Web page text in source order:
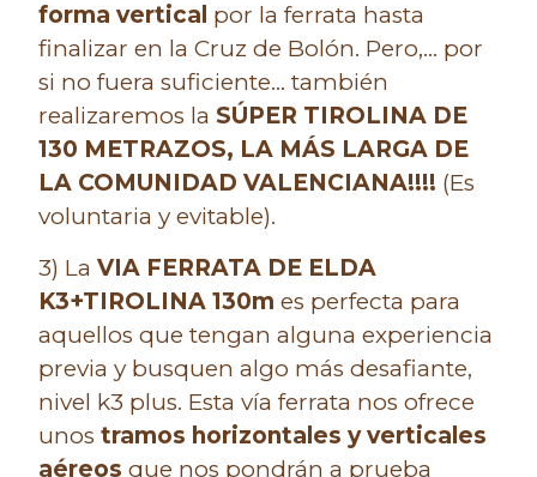
forma vertical por la ferrata hasta
finalizar en la Cruz de Bolón. Pero,… por
si no fuera suficiente… también
realizaremos la SÚPER TIROLINA DE
130 METRAZOS, LA MÁS LARGA DE
LA COMUNIDAD VALENCIANA!!!! (Es
voluntaria y evitable).
3) LaVIA FERRATA DE ELDA
K3+TIROLINA 130m es perfecta para
aquellos que tengan alguna experiencia
previa y busquen algo más desafiante,
nivel k3 plus. Esta vía ferrata nos ofrece
unostramos horizontales y verticales
aéreos que nos pondrán a prueba